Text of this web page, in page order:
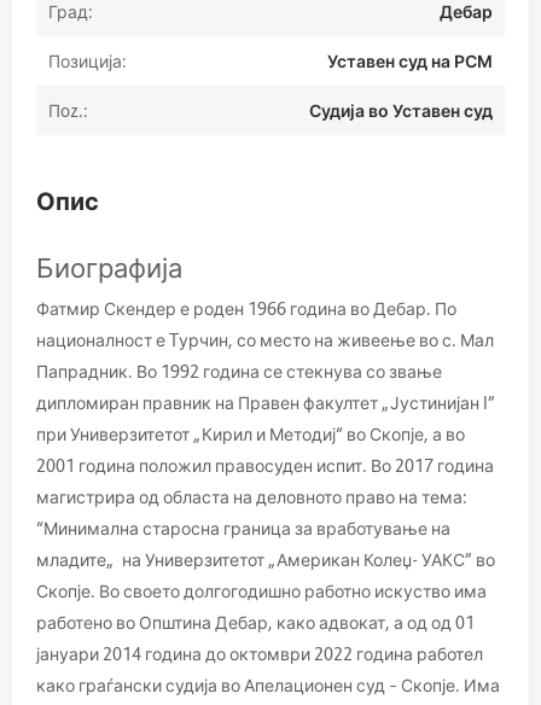
Град: Дебар
Позиција: Уставен суд на РСМ
Пoz.: Судија во Уставен суд
Опис
Биографија
Фатмир Скендер е роден 1966 година во Дебар. По
националност е Tурчин, со место на живеење во с. Мал
Папрадник. Во 1992 година се стекнува со звање
дипломиран правник на Правен факултет „Јустинијан I”
при Универзитетот „Кирил и Методиј“ во Скопје, а во
2001 година положил правосуден испит. Во 2017 година
магистрира од областа на деловното право на тема:
“Минимална старосна граница за вработување на
младите„ на Универзитетот „Американ Колеџ- УАКС” во
Скопје. Во своето долгогодишно работно искуство има
работено во Општина Дебар, како адвокат, а од од 01
јануари 2014 година до октомври 2022 година работел
како граѓански судија во Апелационен суд – Скопје. Има